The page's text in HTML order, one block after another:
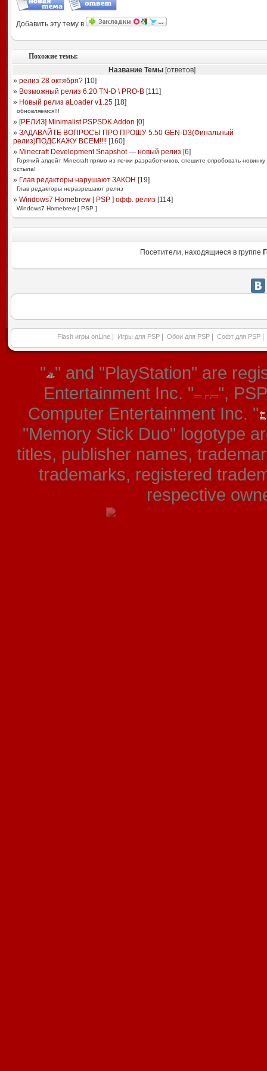
Добавить эту тему в
Похожие темы:
Название Темы[ответов]
» релиз 28 октября?[10]
» Возможный релиз 6.20 TN-D \ PRO-B[111]
» Новый релиз aLoader v1.25[18]
обновляемся!!!
» [РЕЛИЗ] Minimalist PSPSDK Addon [0]
» ЗАДАВАЙТЕ ВОПРОСЫ ПРО ПРОШУ 5.50 GEN-D3(Финальный
релиз)ПОДСКАЖУ ВСЕМ!!!![160]
» Minecraft Development Snapshot — новый релиз [6]
Горячий апдейт Minecraft прямо из печки разработчиков, спешите опробовать новинку
остыла!
» Глав редакторы нарушают ЗАКОН [19]
Глав редакторы неразрешают релиз
» Windows7 Homebrew [ PSP ] офф. релиз [114]
Windows7 Homebrew [ PSP ]
Посетители, находящиеся в группе
Flash игры onLine Игры для PSP Обои для PSP Софт для PSP
" " and "PlayStation" are
Entertainment Inc. "
",
Computer Entertainment Inc. "
"Memory Stick Duo" logotype
titles, publisher names,
trademarks, registered
respective